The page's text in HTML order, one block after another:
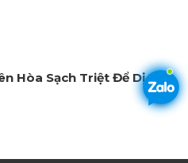
Hòa Sạch Triệt Để Dịch